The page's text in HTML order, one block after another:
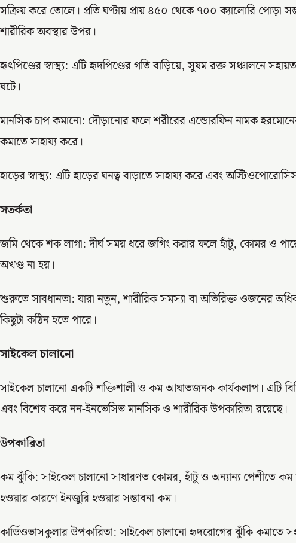
সক্রিয় করে তোলে। প্রতি ঘণ্টায় প্রায় ৪৫০ থেকে ৭০০ ক্যালোরি পোড়া
শারীরিক অবস্থার উপর।
হৃৎপিণ্ডের স্বাস্থ্য: এটি হৃদপিণ্ডের গতি বাড়িয়ে, সুষম রক্ত সঞ্চালনে
ঘটে।
মানসিক চাপ কমানো: দৌড়ানোর ফলে শরীরের এন্ডোরফিন নামক হরমোনের
কমাতে সাহায্য করে।
হাড়ের স্বাস্থ্য: এটি হাড়ের ঘনত্ব বাড়াতে সাহায্য করে এবং
সতর্কতা
জমি থেকে শক লাগা: দীর্ঘ সময় ধরে জগিং করার ফলে হাঁটু, কোমর ও
অখণ্ড না হয়।
শুরুতে সাবধানতা: যারা নতুন, শারীরিক সমস্যা বা অতিরিক্ত ওজনের
কিছুটা কঠিন হতে পারে।
সাইকেল চালানো
সাইকেল চালানো একটি শক্তিশালী ও কম আঘাতজনক কার্যকলাপ। এটি
এবং বিশেষ করে নন-ইনভেসিভ মানসিক ও শারীরিক উপকারিতা রয়েছে।
উপকারিতা
কম ঝুঁকি: সাইকেল চালানো সাধারণত কোমর, হাঁটু ও অন্যান্য পেশীতে
হওয়ার কারণে ইনজুরি হওয়ার সম্ভাবনা কম।
কার্ডিওভাসকুলার উপকারিতা: সাইকেল চালানো হৃদরোগের ঝুঁকি কমাতে